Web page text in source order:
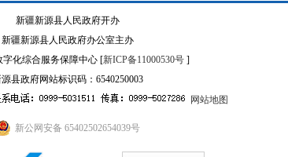
新疆新源县人民政府开办
新疆新源县人民政府办公室主办
字化综合服务保障中心 [新ICP备11000530号]
县政府网站标识码：6540250003
网站地图
新公网安备 65402502654039号